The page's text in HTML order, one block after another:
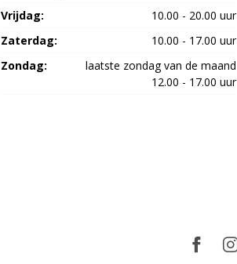
Vrijdag:
10.00 - 20.00 uur
Zaterdag:
10.00 - 17.00 uur
Zondag:
laatste zondag van de maand
12.00 - 17.00 uur